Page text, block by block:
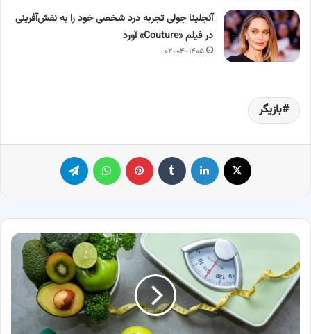
آنجلینا جولی تجربه درد شخصی خود را به نقش‌آفرینی
در فیلم «Couture» آورد
۰۲-۰۴-۱۴۰۵
بازیگر
لینکدین ‫تامبلر پینترست
تا
عید
که
ردخور
ندارد!